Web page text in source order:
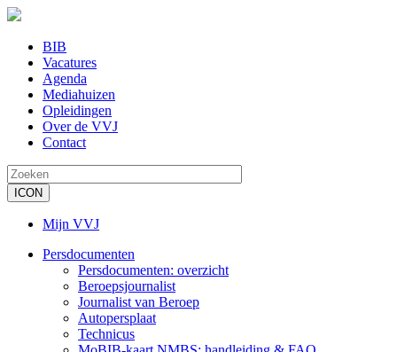
Overslaan
naar
inhoud
gaan
Secondary
menu
BIB
Vacatures
Agenda
Mediahuizen
Opleidingen
Over de VVJ
Contact
Gebruikersmenu
Mijn VVJ
navigation
Persdocumenten
Persdocumenten: overzicht
Beroepsjournalist
Journalist van Beroep
Autopersplaat
Technicus